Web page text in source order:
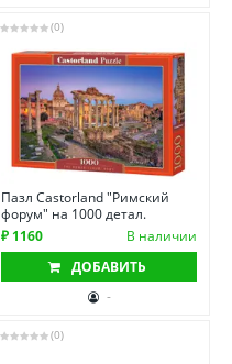
(0)
Пазл Castorland "Римский
форум" на 1000 детал.
₽ 1160
В наличии
ДОБАВИТЬ
-
(0)